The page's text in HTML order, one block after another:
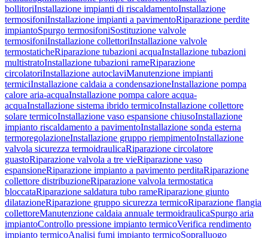
bollitoriInstallazione impianti di riscaldamentoInstallazione
termosifoniInstallazione impianti a pavimentoRiparazione perdite
impiantoSpurgo termosifoniSostituzione valvole
termosifoniInstallazione collettoriInstallazione valvole
termostaticheRiparazione tubazioni acquaInstallazione tubazioni
multistratoInstallazione tubazioni rameRiparazione
circolatoriInstallazione autoclaviManutenzione impianti
termiciInstallazione caldaia a condensazioneInstallazione pompa
calore aria-acquaInstallazione pompa calore acqua-
acquaInstallazione sistema ibrido termicoInstallazione collettore
solare termicoInstallazione vaso espansione chiusoInstallazione
impianto riscaldamento a pavimentoInstallazione sonda esterna
termoregolazioneInstallazione gruppo riempimentoInstallazione
valvola sicurezza termoidraulicaRiparazione circolatore
guastoRiparazione valvola a tre vieRiparazione vaso
espansioneRiparazione impianto a pavimento perditaRiparazione
collettore distribuzioneRiparazione valvola termostatica
bloccataRiparazione saldatura tubo rameRiparazione giunto
dilatazioneRiparazione gruppo sicurezza termicoRiparazione flangia
collettoreManutenzione caldaia annuale termoidraulicaSpurgo aria
impiantoControllo pressione impianto termicoVerifica rendimento
impianto termicoAnalisi fumi impianto termicoSopralluogo